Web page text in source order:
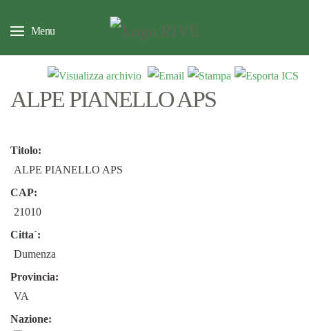
Menu
ALPE PIANELLO APS
Titolo:
ALPE PIANELLO APS
CAP:
21010
Citta`:
Dumenza
Provincia:
VA
Nazione: